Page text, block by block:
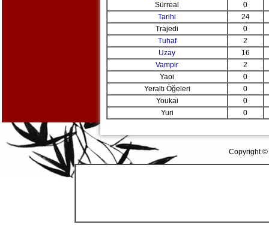
Sürreal
0
Tarihi
24
Trajedi
0
Tuhaf
2
Uzay
16
Vampir
2
Yaoi
0
Yeraltı Öğeleri
0
Youkai
0
Yuri
0
Copyright ©